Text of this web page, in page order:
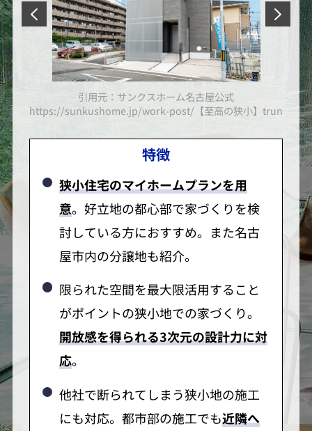
truna-lトゥルーナ-l＞/
引用元：サンクスホーム名古屋公式
https://sunkushome.jp/work-post/【至高の狭小】truna-lト
特徴
狭小住宅のマイホームプランを用
意。好立地の都心部で家づくりを検
討している方におすすめ。また名古
屋市内の分譲地も紹介。
限られた空間を最大限活用すること
がポイントの狭小地での家づくり。
開放感を得られる3次元の設計力に対
応。
他社で断られてしまう狭小地の施工
にも対応。都市部の施工でも近隣へ